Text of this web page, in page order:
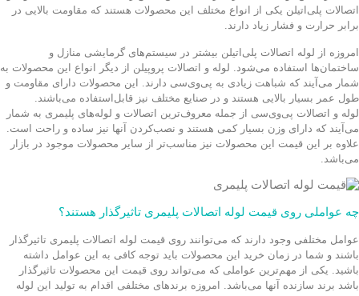
اتصالات پلی‌اتیلن یکی از انواع مختلف این محصولات هستند که مقاومت بالایی در
برابر حرارت و فشار زیاد دارند.
امروزه از لوله اتصالات پلی‌اتیلن بیشتر در سیستم‌های گرمایشی منازل و
ساختمان‌ها استفاده می‌شود. لوله و اتصالات پروپیلن از دیگر انواع این محصولات به
شمار می‌آیند که شباهت زیادی به پی‌وی‌سی دارند. این محصولات دارای مقاومت و
طول عمر بسیار بالایی هستند و در صنایع مختلف نیز قابل‌استفاده می‌باشند.
لوله و اتصالات پی‌وی‌سی از جمله معروف‌ترین اتصالات و لوله‌های پلیمری به شمار
می‌آیند که دارای وزن بسیار کمی هستند و نصب‌کردن آنها نیز ساده و راحت است.
علاوه بر این قیمت این محصولات نیز مناسب‌تر از سایر محصولات موجود در بازار
می‌باشد.
چه عواملی روی قیمت لوله اتصالات پلیمری تاثیرگذار هستند؟
عوامل مختلفی وجود دارند که می‌توانند روی قیمت لوله اتصالات پلیمری تاثیرگذار
باشند و شما در زمان خرید این محصولات باید توجه کافی به این عوامل داشته
باشید. یکی از مهم‌ترین عواملی که می‌تواند روی قیمت این محصولات تاثیرگذار
باشد برند سازنده آنها می‌باشد. امروزه برندهای مختلفی اقدام به تولید این لوله